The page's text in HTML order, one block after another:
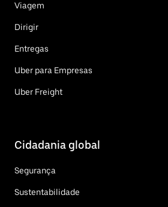
Viagem
Dirigir
Entregas
Uber para Empresas
Uber Freight
Cidadania global
Segurança
Sustentabilidade